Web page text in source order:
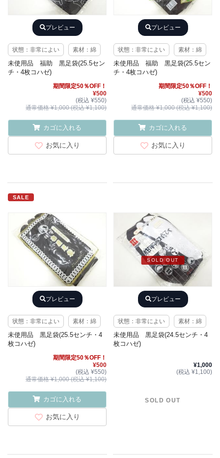
プレビュー
状態：非常によい 素材：綿
未使用品 福助 黒足袋(25.5セン
チ・4枚コハゼ)
期間限定50％OFF！
¥500
(税込 ¥550)
通常価格 ¥1,000 (税込 ¥1,100)
カゴに入れる
お気に入り
プレビュー
状態：非常によい 素材：綿
未使用品 福助 黒足袋(25.5セン
チ・4枚コハゼ)
期間限定50％OFF！
¥500
(税込 ¥550)
通常価格 ¥1,000 (税込 ¥1,100)
カゴに入れる
お気に入り
SALE
プレビュー
状態：非常によい 素材：綿
未使用品 黒足袋(25.5センチ・4
枚コハゼ)
期間限定50％OFF！
¥500
(税込 ¥550)
通常価格 ¥1,000 (税込 ¥1,100)
カゴに入れる
お気に入り
SOLD OUT
プレビュー
状態：非常によい 素材：綿
未使用品 黒足袋(24.5センチ・4
枚コハゼ)
¥1,000
(税込 ¥1,100)
SOLD OUT